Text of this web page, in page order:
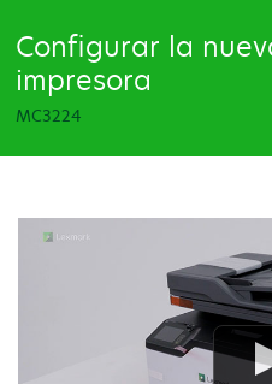
Configurar la
impresora
MC3224